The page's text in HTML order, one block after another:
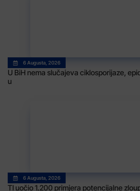
6 Augusta, 2026
U BiH nema slučajeva ciklosporijaze,
u
6 Augusta, 2026
TI uočio 1.200 primjera potencijalne